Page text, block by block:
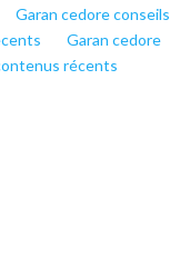
Garan cedore conseils
Garan cedore
récents